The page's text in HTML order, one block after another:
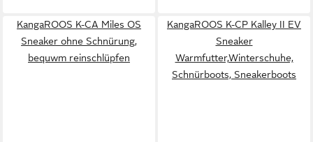
KangaROOS K-CA Miles OS
Sneaker ohne Schnürung,
bequwm reinschlüpfen
KangaROOS K-CP Kalley II EV
Sneaker
Warmfutter,Winterschuhe,
Schnürboots, Sneakerboots